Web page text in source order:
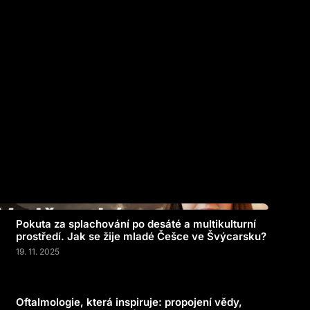
Pokuta za splachování po desáté a multikulturní
prostředí. Jak se žije mladé Češce ve Švýcarsku?
19. 11. 2025
Oftalmologie, která inspiruje: propojení vědy,